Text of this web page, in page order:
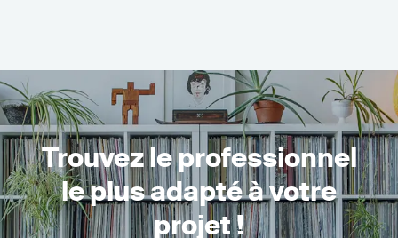
Trouvez le professionnel
le plus adapté à votre
projet !